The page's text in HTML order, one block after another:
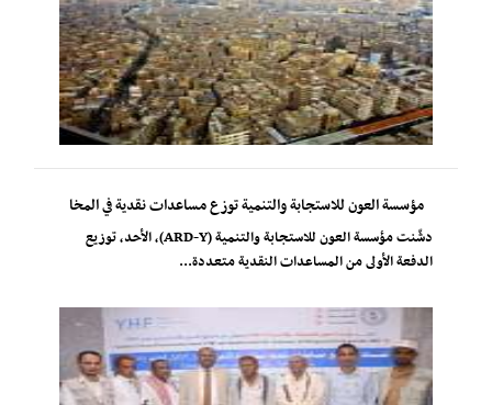
مؤسسة العون للاستجابة والتنمية توزع مساعدات نقدية في المخا
دشّنت مؤسسة العون للاستجابة والتنمية (ARD-Y)، الأحد، توزيع
الدفعة الأولى من المساعدات النقدية متعددة...